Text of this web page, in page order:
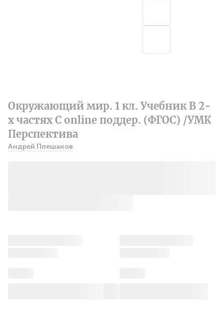
Окружающий мир. 1 кл. Учебник В 2-
х частях С online поддер. (ФГОС) /УМК
Перспектива
Андрей Плешаков